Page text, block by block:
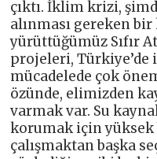
çıktı. İklim krizi,
alınması gereken
yürüttüğümüz Sıfır
projeleri,
mücadelede çok
özünde, elimizden
varmak var. Su
korumak için
çalışmaktan başka